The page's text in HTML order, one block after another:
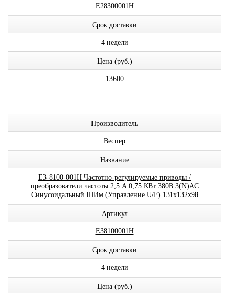
E28300001H
Срок доставки
4 недели
Цена (руб.)
13600
Производитель
Веспер
Название
E3-8100-001H Частотно-регулируемые приводы /
преобразователи частоты 2,5 А 0,75 КВт 380В 3(N)AC
Синусоидальный ШИм (Управление U/F) 131x132x98
Артикул
E38100001H
Срок доставки
4 недели
Цена (руб.)